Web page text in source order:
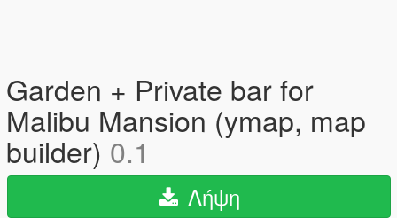
Garden + Private bar for
Malibu Mansion (ymap, map
builder) 0.1
Λήψη